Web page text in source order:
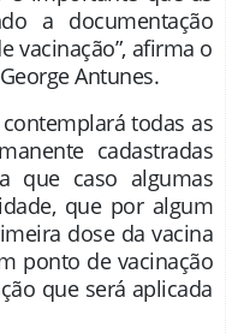
a documentação
vacinação”, afirma o
Antunes.
todas as
cadastradas
que caso algumas
que por algum
dose da vacina
ponto de vacinação
que será aplicada